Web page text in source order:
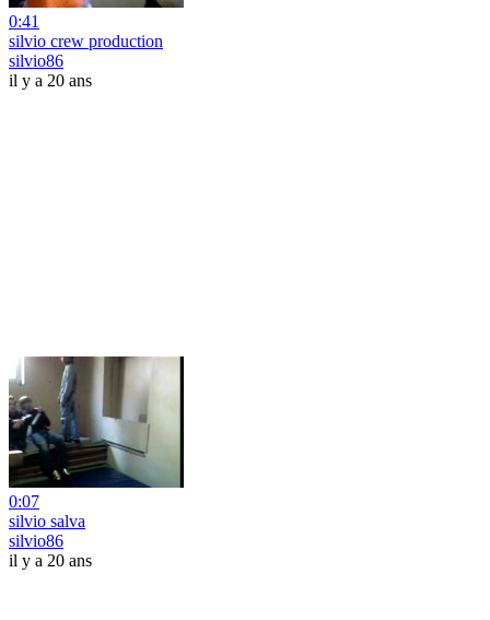
0:41
silvio crew production
silvio86
il y a 20 ans
0:07
silvio salva
silvio86
il y a 20 ans